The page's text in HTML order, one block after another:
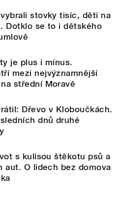
stovky tisíc, děti na
Dotklo se to i dětského
je plus i mínus.
mezi nejvýznamnější
střední Moravě
Dřevo v Kloboučkách.
dnů druhé
s kulisou štěkotu psů a
aut. O lidech bez domova